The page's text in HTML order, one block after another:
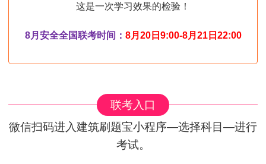
这是一次学习效果的检验！
8月安全全国联考时间： 8月20日9:00-8月21日22:00
联考入口
微信扫码进入建筑刷题宝小程序—选择科目—进行
考试。